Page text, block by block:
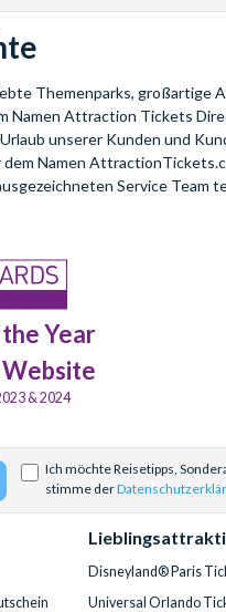
Themenparks, großartige
Namen Attraction Tickets
unserer Kunden und
Namen
Service Team
Year
& 2024
Ich möchte Reisetipps,
stimme der
Disneyland® Paris
Universal Orlando